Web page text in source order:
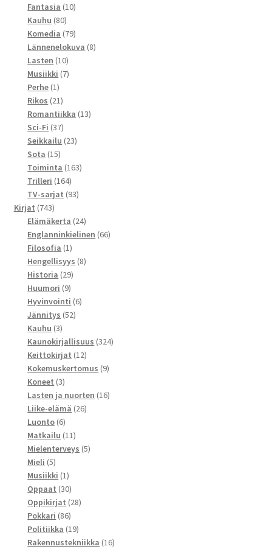
tuotetta
Fantasia 1010
Kauhu 8080
tuotetta
Komedia 7979
tuotetta
Lännenelokuva 88
Lasten 1010
tuotetta
Musiikki 77
Perhe 11
tuote
Rikos 2121
tuotetta
Romantiikka 1313
Sci-Fi 3737
tuotetta
Seikkailu 2323
Sota 1515
tuotetta
Toiminta 163163
Trilleri 164164
tuotetta
TV-sarjat 9393
Kirjat 743743
tuotetta
Elämäkerta 2424
tuotetta
Englanninkielinen 6666
Filosofia 11
tuote
Hengellisyys 88
Historia 2929
Huumori 99
tuotetta
Hyvinvointi 66
Jännitys 5252
Kauhu 33
tuotetta
Kaunokirjallisuus 324324
Keittokirjat 1212
tuotetta
Kokemuskertomus 99
Koneet 33
tuotetta
Lasten ja nuorten 1616
Liike-elämä 2626
Luonto 66
tuotetta
Matkailu 1111
tuotetta
Mielenterveys 55
Mieli 55
tuotetta
Musiikki 11
tuote
Oppaat 3030
tuotetta
Oppikirjat 2828
Pokkari 8686
tuotetta
Politiikka 1919
tuotetta
Rakennustekniikka 1616